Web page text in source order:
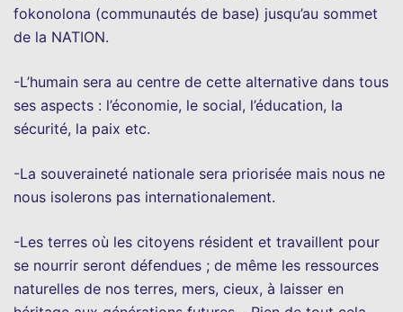
fokonolona (communautés de base) jusqu’au sommet
de la NATION.
-L’humain sera au centre de cette alternative dans tous
ses aspects : l’économie, le social, l’éducation, la
sécurité, la paix etc.
-La souveraineté nationale sera priorisée mais nous ne
nous isolerons pas internationalement.
-Les terres où les citoyens résident et travaillent pour
se nourrir seront défendues ; de même les ressources
naturelles de nos terres, mers, cieux, à laisser en